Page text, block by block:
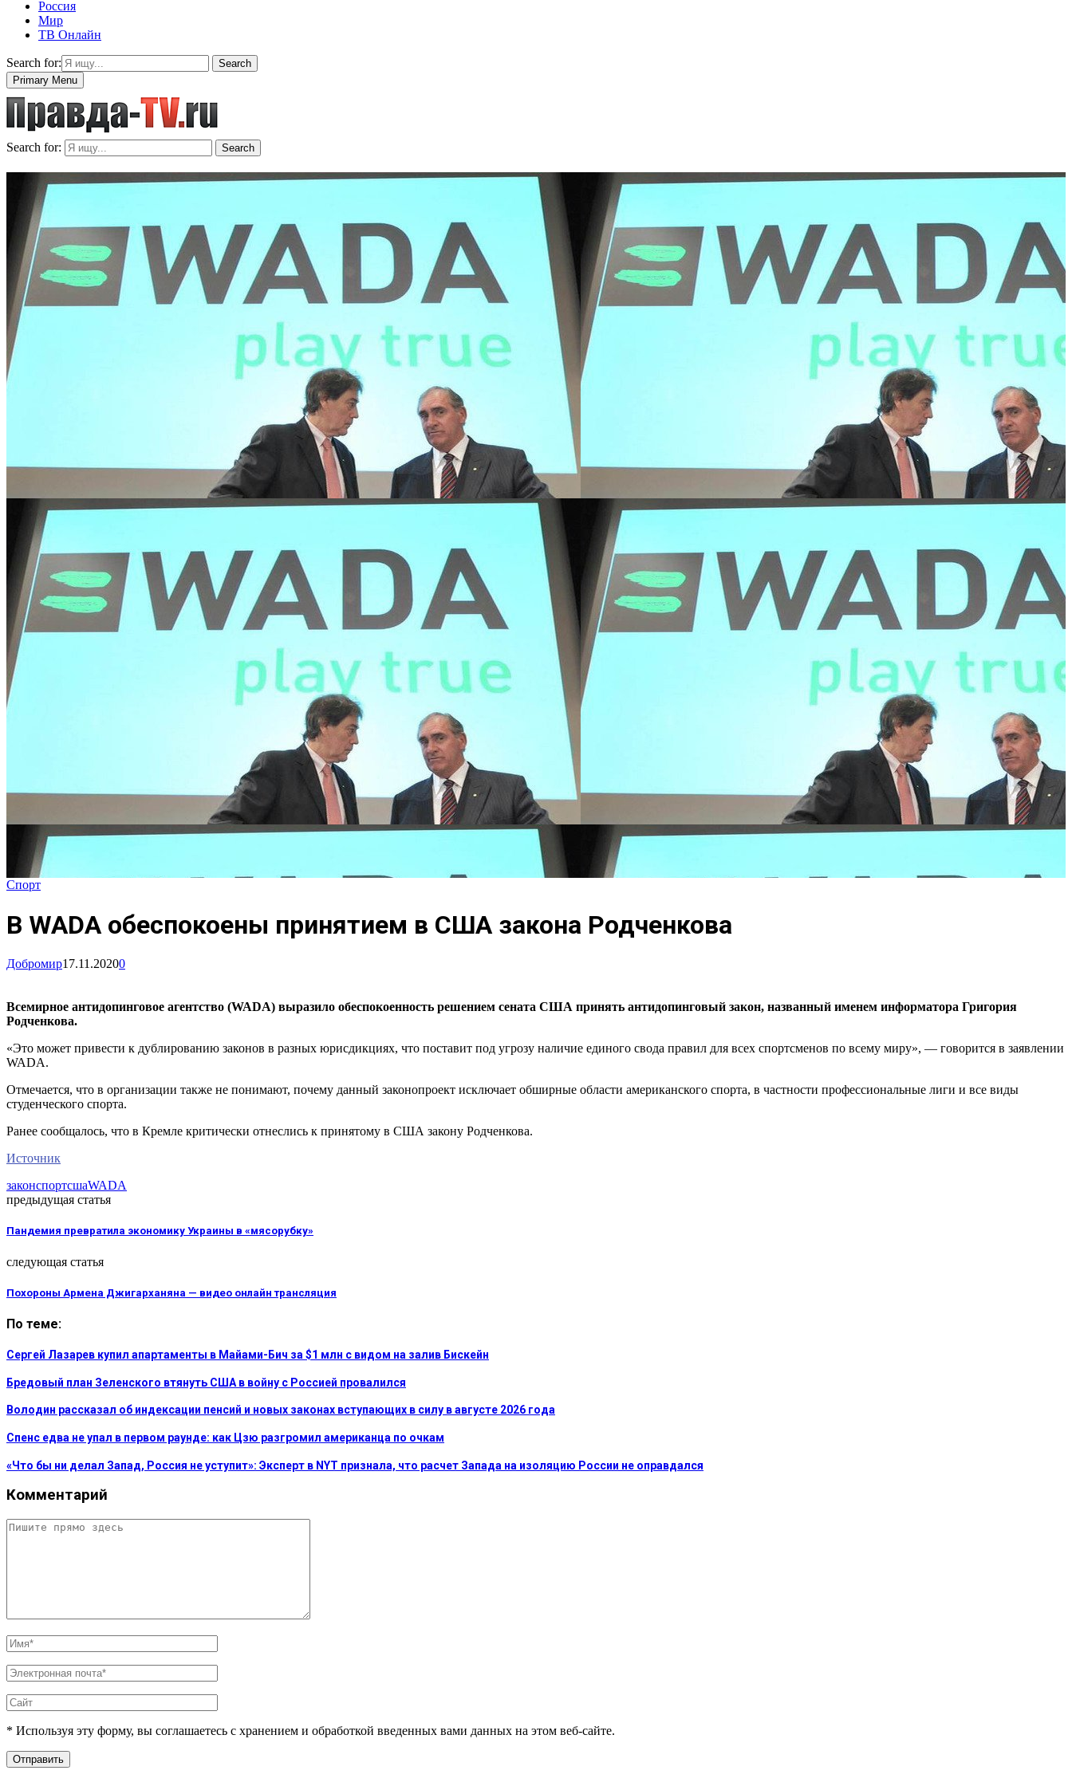
Россия
Мир
ТВ Онлайн
Search for:
Search
Primary Menu
Search for: Search
Спорт
В WADA обеспокоены принятием в США закона Родченкова
Добромир17.11.20200
Всемирное антидопинговое агентство (WADA) выразило обеспокоенность решением сената США принять антидопинговый закон, названный именем информатора Григория
Родченкова.
«Это может привести к дублированию законов в разных юрисдикциях, что поставит под угрозу наличие единого свода правил для всех спортсменов по всему миру», — говорится в заявлении
WADA.
Отмечается, что в организации также не понимают, почему данный законопроект исключает обширные области американского спорта, в частности профессиональные лиги и все виды
студенческого спорта.
Ранее сообщалось, что в Кремле критически отнеслись к принятому в США закону Родченкова.
Источник
законспортсшаWADA
предыдущая статья
Пандемия превратила экономику Украины в «мясорубку»
следующая статья
Похороны Армена Джигарханяна — видео онлайн трансляция
По теме:
Сергей Лазарев купил апартаменты в Майами-Бич за $1 млн с видом на залив Бискейн
Бредовый план Зеленского втянуть США в войну с Россией провалился
Володин рассказал об индексации пенсий и новых законах вступающих в силу в августе 2026 года
Спенс едва не упал в первом раунде: как Цзю разгромил американца по очкам
«Что бы ни делал Запад, Россия не уступит»: Эксперт в NYT признала, что расчет Запада на изоляцию России не оправдался
Комментарий
* Используя эту форму, вы соглашаетесь с хранением и обработкой введенных вами данных на этом веб-сайте.